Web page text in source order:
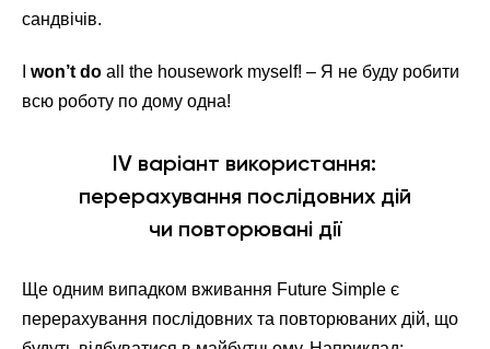
сандвічів.
won’t do all the housework myself! – Я не буду робити
всю роботу по дому одна!
IV варіант використання:
перерахування послідовних дій
чи повторювані дії
Ще одним випадком вживання Future Simple є
перерахування послідовних та повторюваних дій, що